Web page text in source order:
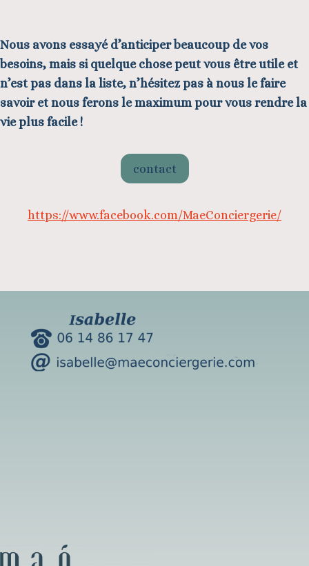
Nous avons essayé d’anticiper beaucoup de vos
besoins, mais si quelque chose peut vous être utile et
n’est pas dans la liste, n’hésitez pas à nous le faire
savoir et nous ferons le maximum pour vous rendre la
vie plus facile !
contact
https://www.facebook.com/MaeConciergerie/